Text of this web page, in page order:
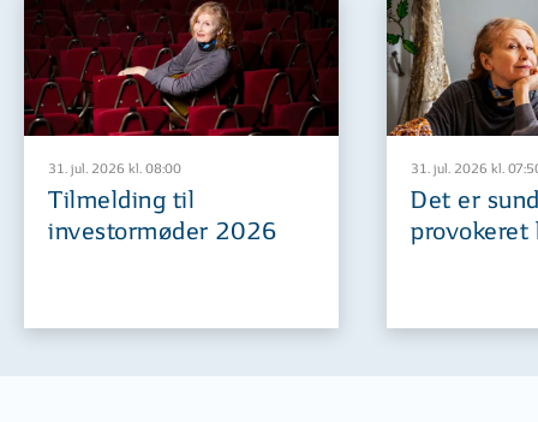
31. jul. 2026 kl. 08:00
Tilmelding til
investormøder 2026
31. jul. 2026 kl.
Det er
provokeret